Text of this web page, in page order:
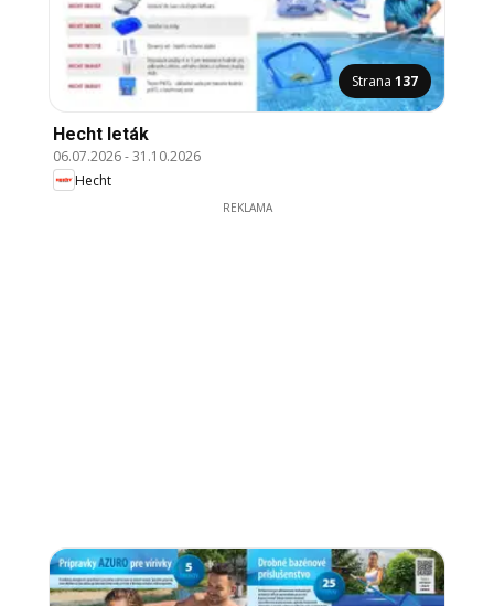
Strana 137
Hecht leták
06.07.2026-31.10.2026
Hecht
REKLAMA